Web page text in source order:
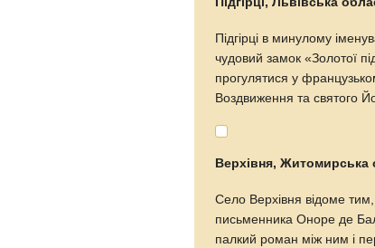
Підгірці в минулому
чудовий замок «Золотої
прогулятися у
Воздвиження та святого
Верхівня, Житомирська
Село Верхівня відоме
письменника Оноре де
палкий роман між ним і